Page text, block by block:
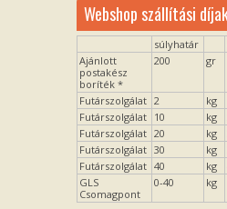
Webshop szállítási
súlyhatár
Ajánlott
postakész
boríték *
200 gr
Futárszolgálat 2 kg
Futárszolgálat 10 kg
Futárszolgálat 20 kg
Futárszolgálat 30 kg
Futárszolgálat 40 kg
GLS
Csomagpont
0-40 kg